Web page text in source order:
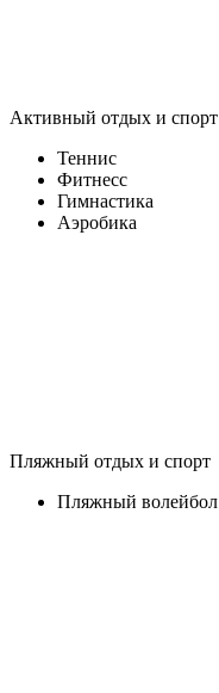
Активный отдых и спорт
Теннис
Фитнесс
Гимнастика
Аэробика
Пляжный отдых и спорт
Пляжный волейбол